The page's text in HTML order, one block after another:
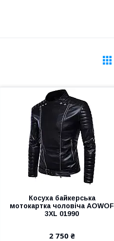
Косуха байкерська
мотокартка чоловіча AOWOF
3XL 01990
2 750 ₴